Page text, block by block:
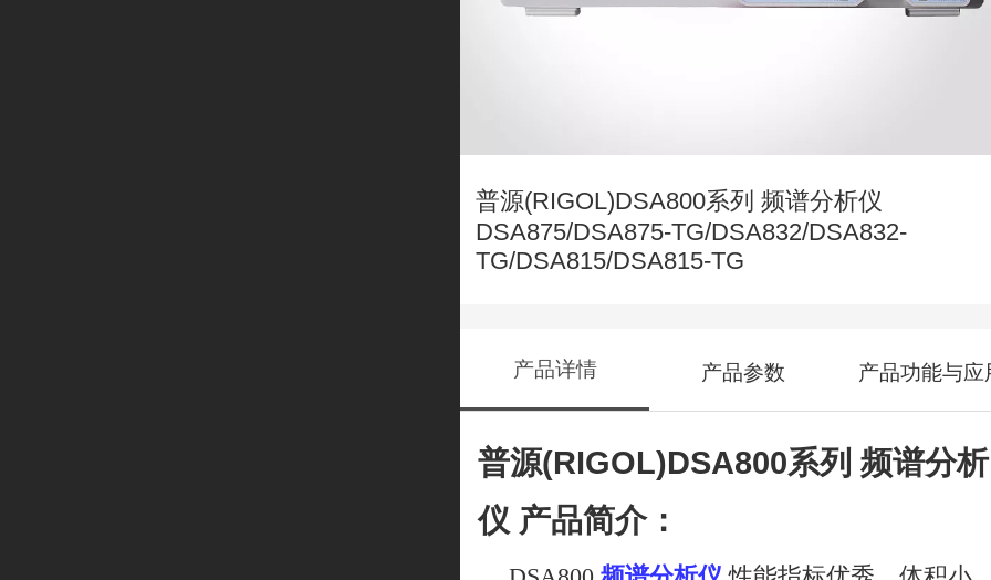
普源(RIGOL)DSA800系列 频谱分析仪
DSA875/DSA875-TG/DSA832/DSA832-
TG/DSA815/DSA815-TG
产品详情 产品参数 产品功能与应
普源(RIGOL)DSA800系列 频谱分析
仪 产品简介：